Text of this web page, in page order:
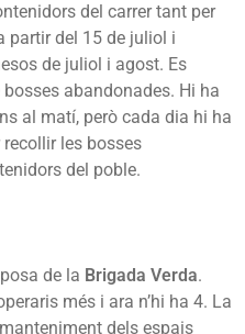
del carrer tant per
partir del 15 de juliol i
de juliol i agost. Es
abandonades. Hi ha
al matí, però cada dia hi ha
les bosses
del poble.
de la Brigada Verda.
més i ara n’hi ha 4. La
dels espais